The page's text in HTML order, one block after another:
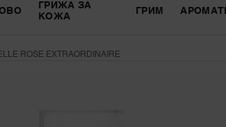
ГРИЖА ЗА
КОЖА
ГРИМ
ROSE EXTRAORDINAIRE